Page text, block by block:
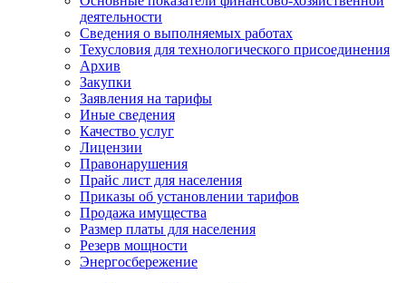
деятельности
Сведения о выполняемых работах
Техусловия для технологического присоединения
Архив
Закупки
Заявления на тарифы
Иные сведения
Качество услуг
Лицензии
Правонарушения
Прайс лист для населения
Приказы об установлении тарифов
Продажа имущества
Размер платы для населения
Резерв мощности
Энергосбережение